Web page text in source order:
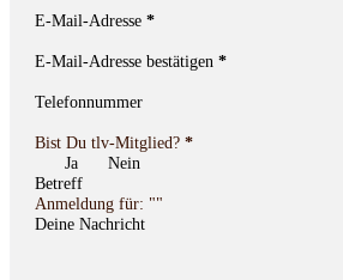
E-Mail-Adresse *
E-Mail-Adresse bestätigen *
Telefonnummer
Bist Du tlv-Mitglied? *
Ja
Nein
Betreff
Deine Nachricht